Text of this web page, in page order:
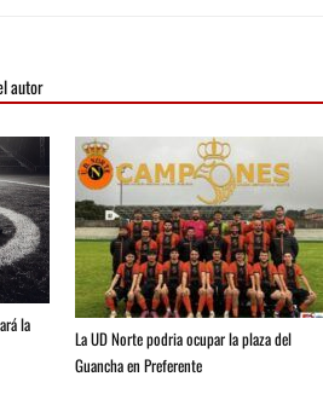
autor
la
La UD Norte podria ocupar la plaza del
Guancha en Preferente